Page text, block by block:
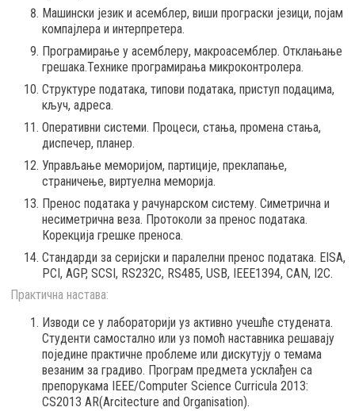
Машински језик и асемблер, виши програски језици, појам
компајлера и интерпретера.
Програмирање у асемблеру, макроасемблер. Отклањање
грешака.Технике програмирања микроконтролера.
Структуре података, типови података, приступ подацима,
кључ, адреса.
Оперативни системи. Процеси, стања, промена стања,
диспечер, планер.
Управљање меморијом, партиције, преклапање,
страничење, виртуелна меморија.
Пренос података у рачунарском систему. Симетрична и
несиметрична веза. Протоколи за пренос података.
Корекција грешке преноса.
Стандарди за серијски и паралелни пренос података. EISA,
PCI, AGP, SCSI, RS232C, RS485, USB, IEEE1394, CAN, I2C.
Практична настава:
Изводи се у лабораторији уз активно учешће студената.
Студенти самостално или уз помоћ наставника решавају
поједине практичне проблеме или дискутују о темама
везаним за градиво. Програм предмета усклађен са
препорукaма IEEE/Computer Science Curricula 2013:
CS2013 AR(Arcitecture and Organisation).